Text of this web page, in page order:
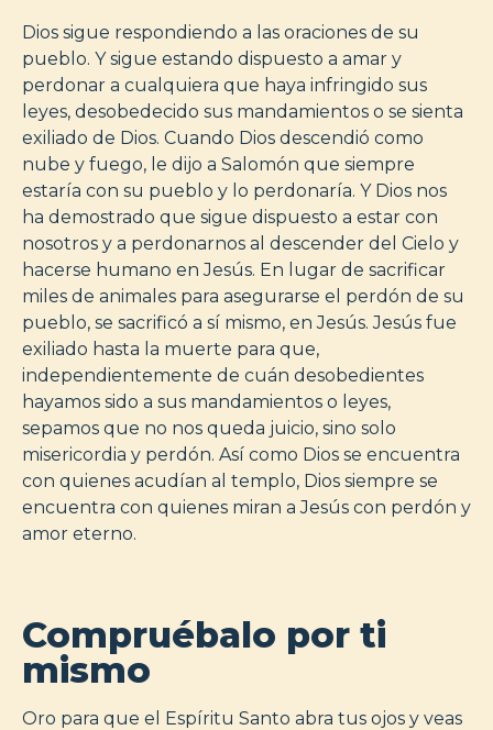
Dios sigue respondiendo a las oraciones de su
pueblo. Y sigue estando dispuesto a amar y
perdonar a cualquiera que haya infringido sus
leyes, desobedecido sus mandamientos o se sienta
exiliado de Dios. Cuando Dios descendió como
nube y fuego, le dijo a Salomón que siempre
estaría con su pueblo y lo perdonaría. Y Dios nos
ha demostrado que sigue dispuesto a estar con
nosotros y a perdonarnos al descender del Cielo y
hacerse humano en Jesús. En lugar de sacrificar
miles de animales para asegurarse el perdón de su
pueblo, se sacrificó a sí mismo, en Jesús. Jesús fue
exiliado hasta la muerte para que,
independientemente de cuán desobedientes
hayamos sido a sus mandamientos o leyes,
sepamos que no nos queda juicio, sino solo
misericordia y perdón. Así como Dios se encuentra
con quienes acudían al templo, Dios siempre se
encuentra con quienes miran a Jesús con perdón y
amor eterno.
Compruébalo por ti
mismo
Oro para que el Espíritu Santo abra tus ojos y veas